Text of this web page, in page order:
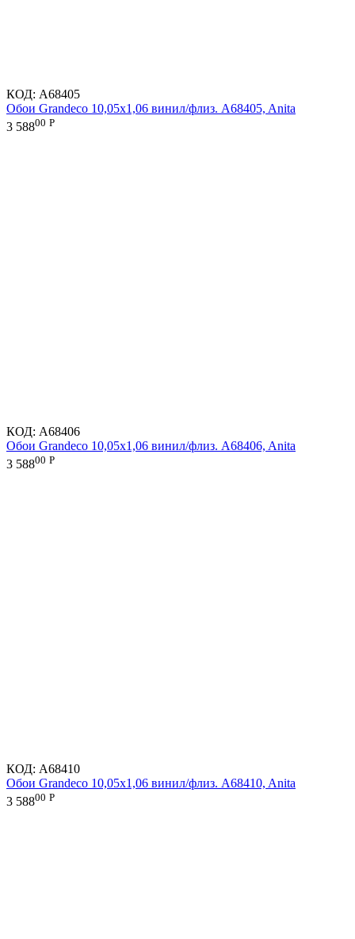
КОД: A68405
Обои Grandeco 10,05х1,06 винил/флиз. A68405, Anita
3 58800 Р
КОД: A68406
Обои Grandeco 10,05х1,06 винил/флиз. A68406, Anita
3 58800 Р
КОД: A68410
Обои Grandeco 10,05х1,06 винил/флиз. A68410, Anita
3 58800 Р